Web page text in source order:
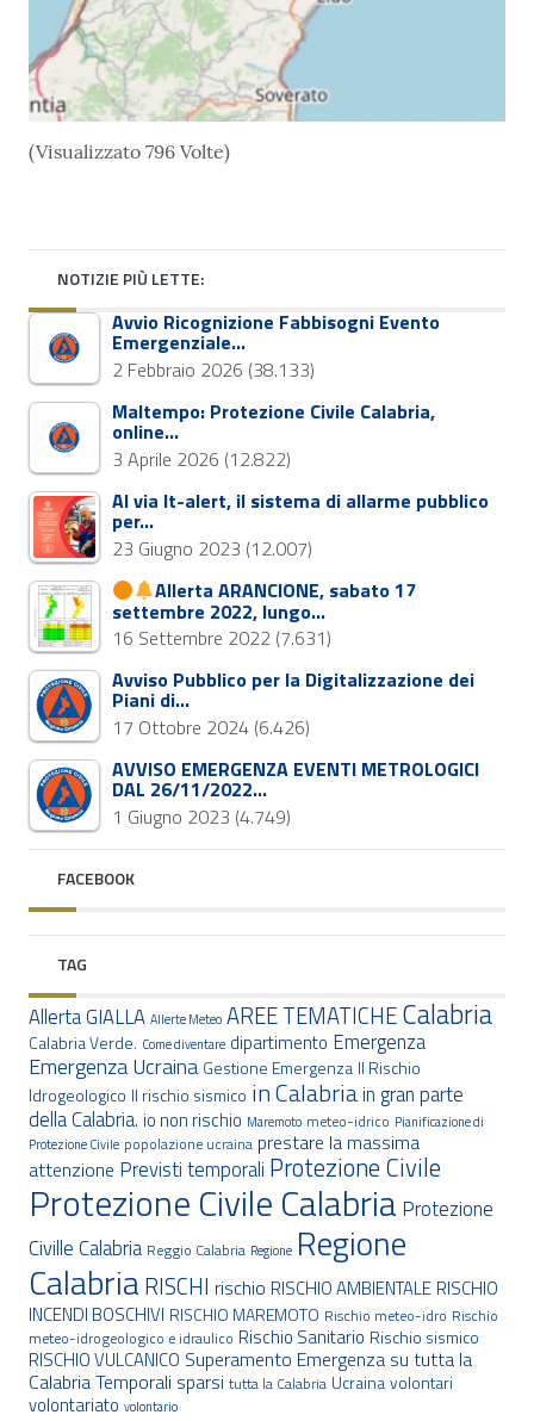
(Visualizzato 796 Volte)
NOTIZIE PIÙ LETTE:
Avvio Ricognizione Fabbisogni Evento
Emergenziale…
2 Febbraio 2026 (38.133)
Maltempo: Protezione Civile Calabria,
online…
3 Aprile 2026 (12.822)
Al via It-alert, il sistema di allarme pubblico
per…
23 Giugno 2023 (12.007)
Allerta ARANCIONE, sabato 17
settembre 2022, lungo…
16 Settembre 2022 (7.631)
Avviso Pubblico per la Digitalizzazione dei
Piani di…
17 Ottobre 2024 (6.426)
AVVISO EMERGENZA EVENTI METROLOGICI
DAL 26/11/2022…
1 Giugno 2023 (4.749)
FACEBOOK
TAG
Allerta GIALLA Allerte Meteo AREE TEMATICHECalabria
Calabria Verde. Come diventare dipartimento Emergenza
Emergenza Ucraina Gestione Emergenza Il Rischio
Idrogeologico Il rischio sismico in Calabriain gran parte
della Calabria. io non rischio Maremoto meteo-idrico Pianificazione di
Protezione Civile popolazione ucraina prestare la massima
attenzione Previsti temporali Protezione Civile
Protezione Civile Calabria Protezione
Civille Calabria Reggio Calabria Regione Regione
Calabria RISCHI rischio RISCHIO AMBIENTALE RISCHIO
INCENDI BOSCHIVI RISCHIO MAREMOTO Rischio meteo-idro Rischio
meteo-idrogeologico e idraulico Rischio Sanitario Rischio sismico
RISCHIO VULCANICO Superamento Emergenza su tutta la
CalabriaTemporali sparsi tutta la Calabria Ucrainavolontari
volontariato volontario